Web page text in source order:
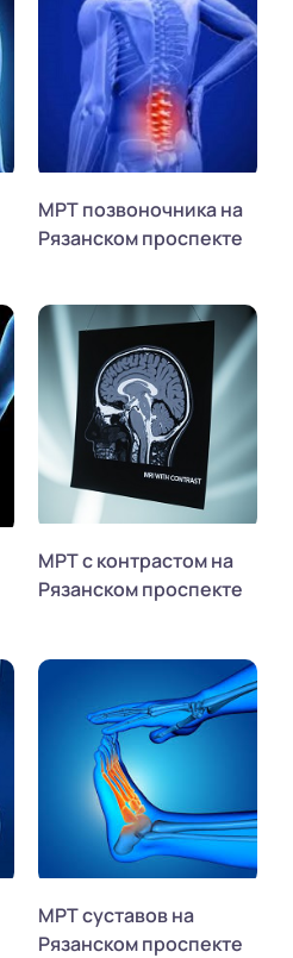
МРТ позвоночника на
Рязанском проспекте
МРТ с контрастом на
Рязанском проспекте
МРТ суставов на
Рязанском проспекте